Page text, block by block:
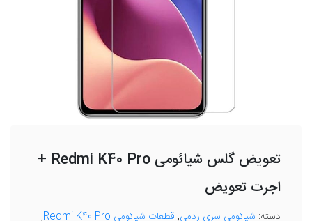
تعویض گلس شیائومی Redmi K40 Pro +
اجرت تعویض
دسته: شیائومی سری ردمی, قطعات شیائومی Redmi K40 Pro
,